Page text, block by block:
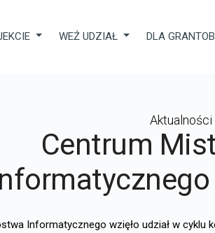
WEŹ UDZIAŁ DLA
Aktualności
Centrum
Informatycznego wzięło udział w cyklu